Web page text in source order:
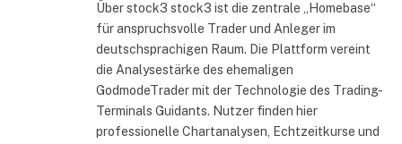
Über stock3 stock3 ist die zentrale „Homebase“
für anspruchsvolle Trader und Anleger im
deutschsprachigen Raum. Die Plattform vereint
die Analysestärke des ehemaligen
GodmodeTrader mit der Technologie des Trading-
Terminals Guidants. Nutzer finden hier
professionelle Chartanalysen, Echtzeitkurse und